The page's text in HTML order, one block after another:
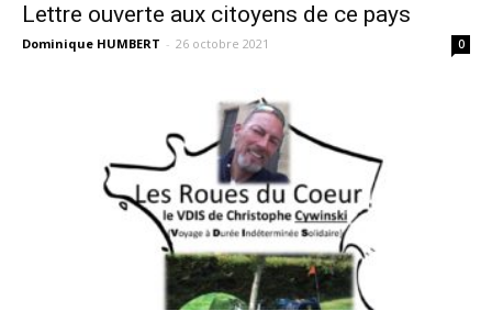
Lettre ouverte aux citoyens de ce pays
Dominique HUMBERT - 26 octobre 2021 0